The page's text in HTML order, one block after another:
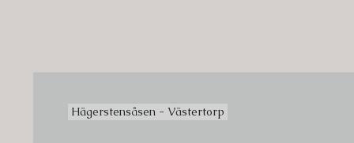
Hägerstensåsen - Västertorp